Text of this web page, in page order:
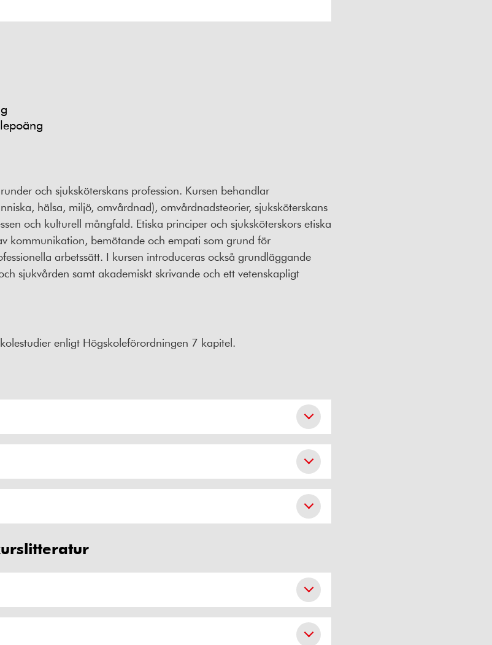
och sjuksköterskans profession. Kursen behandlar
hälsa, miljö, omvårdnad), omvårdnadsteorier, sjuksköterskans
och kulturell mångfald. Etiska principer och sjuksköterskors etiska
kommunikation, bemötande och empati som grund för
arbetssätt. I kursen introduceras också grundläggande
sjukvården samt akademiskt skrivande och ett vetenskapligt
enligt Högskoleförordningen 7 kapitel.